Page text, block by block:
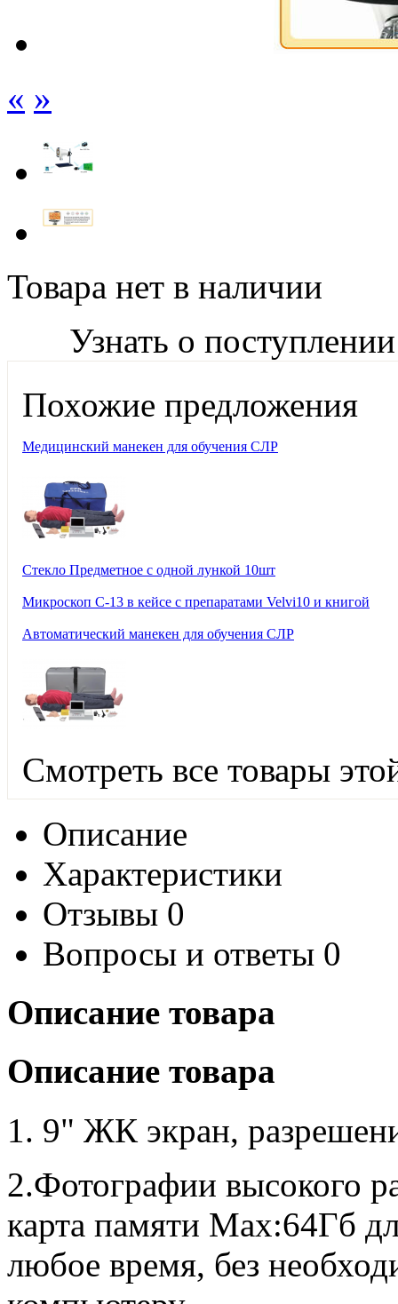
« »
Товара нет в наличии
Узнать о поступлении
Похожие предложения
Медицинский манекен для обучения СЛР
Стекло Предметное с одной лункой 10шт
Микроскоп С-13 в кейсе с препаратами Velvi10 и книгой
Автоматический манекен для обучения СЛР
Смотреть все товары
Описание
Характеристики
Отзывы 0
Вопросы и ответы 0
Описание товара
Описание товара
1. 9" ЖК экран,
2.Фотографии высокого
карта памяти Max:64Гб
любое время, без